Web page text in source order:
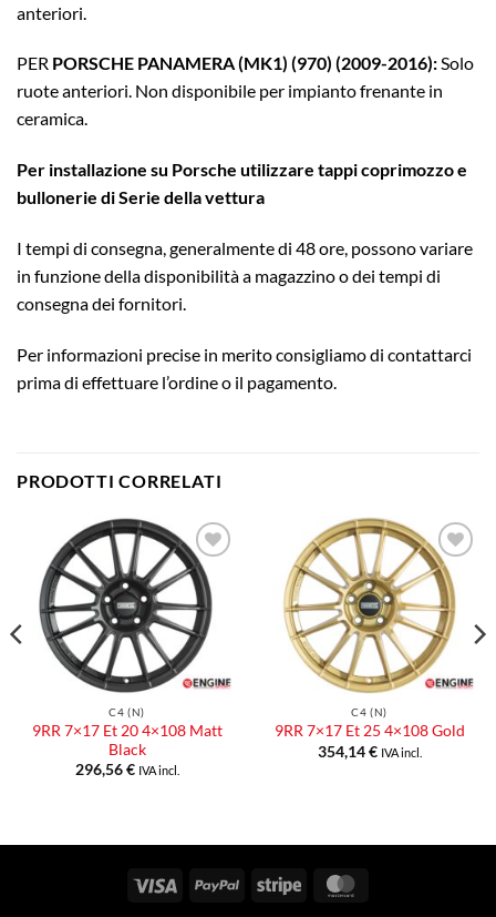
anteriori.
PER PORSCHE PANAMERA (MK1) (970) (2009-2016):Solo
ruote anteriori. Non disponibile per impianto frenante in
ceramica.
Per installazione su Porsche utilizzare tappi coprimozzo e
bullonerie di Serie della vettura
I tempi di consegna, generalmente di 48 ore, possono variare
in funzione della disponibilità a magazzino o dei tempi di
consegna dei fornitori.
Per informazioni precise in merito consigliamo di contattarci
prima di effettuare l’ordine o il pagamento.
PRODOTTI CORRELATI
Aggiungi
alla lista
dei
desideri
C4 (N)
9RR 7×17 Et 20 4×108 Matt
Black
296,56€ IVA incl.
Aggiungi
alla lista
dei
desideri
C4 (N)
9RR 7×17 Et 25 4×108 Gold
354,14€ IVA incl.
Visa PayPal Stripe